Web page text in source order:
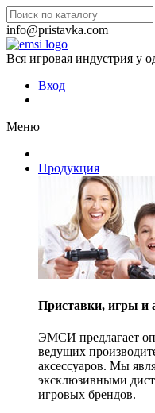
info@pristavka.com
Вся игровая индустрия у
Вход
Меню
Продукция
Приставки, игры и
ЭМСИ предлагает
ведущих
аксессуаров. Мы
эксклюзивными
игровых брендов.